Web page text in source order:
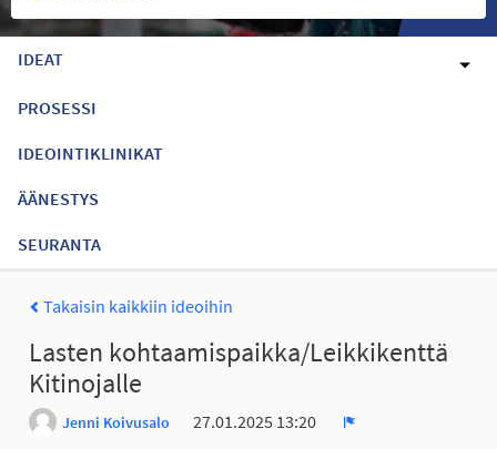
IDEAT
PROSESSI
IDEOINTIKLINIKAT
ÄÄNESTYS
SEURANTA
Takaisin kaikkiin ideoihin
Lasten kohtaamispaikka/Leikkikenttä
Kitinojalle
Jenni Koivusalo
27.01.2025 13:20